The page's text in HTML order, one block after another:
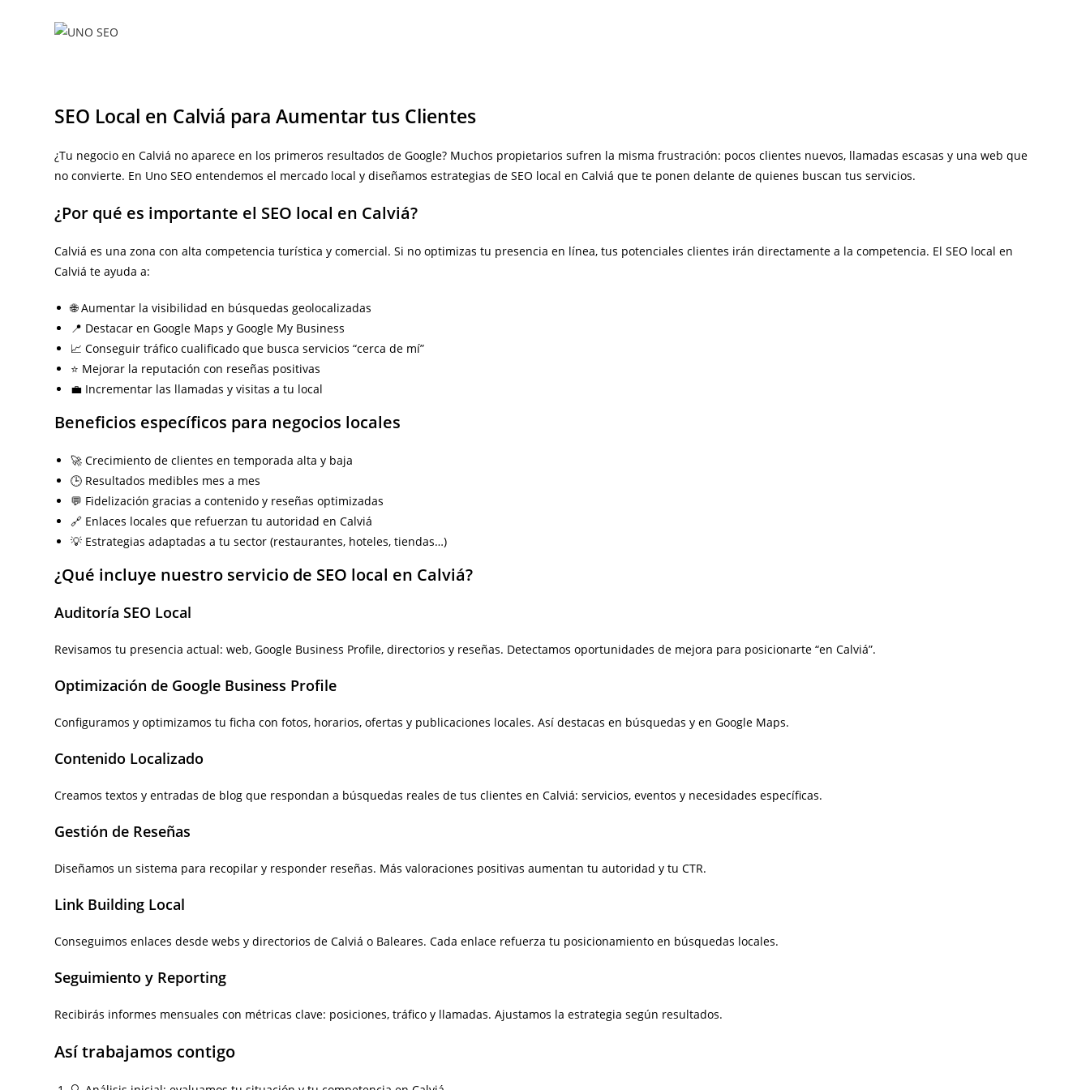
SEO Local en Calviá para Aumentar tus Clientes
¿Tu negocio en Calviá no aparece en los primeros resultados de Google? Muchos propietarios sufren la misma frustración: pocos clientes nuevos, llamadas escasas y una web que
no convierte. En Uno SEO entendemos el mercado local y diseñamos estrategias de SEO local en Calviá que te ponen delante de quienes buscan tus servicios.
¿Por qué es importante el SEO local en Calviá?
Calviá es una zona con alta competencia turística y comercial. Si no optimizas tu presencia en línea, tus potenciales clientes irán directamente a la competencia. El SEO local en
Calviá te ayuda a:
🌐 Aumentar la visibilidad en búsquedas geolocalizadas
📍 Destacar en Google Maps y Google My Business
📈 Conseguir tráfico cualificado que busca servicios “cerca de mí”
⭐ Mejorar la reputación con reseñas positivas
💼 Incrementar las llamadas y visitas a tu local
Beneficios específicos para negocios locales
🚀 Crecimiento de clientes en temporada alta y baja
🕒 Resultados medibles mes a mes
💬 Fidelización gracias a contenido y reseñas optimizadas
🔗 Enlaces locales que refuerzan tu autoridad en Calviá
💡 Estrategias adaptadas a tu sector (restaurantes, hoteles, tiendas…)
¿Qué incluye nuestro servicio de SEO local en Calviá?
Auditoría SEO Local
Revisamos tu presencia actual: web, Google Business Profile, directorios y reseñas. Detectamos oportunidades de mejora para posicionarte “en Calviá”.
Optimización de Google Business Profile
Configuramos y optimizamos tu ficha con fotos, horarios, ofertas y publicaciones locales. Así destacas en búsquedas y en Google Maps.
Contenido Localizado
Creamos textos y entradas de blog que respondan a búsquedas reales de tus clientes en Calviá: servicios, eventos y necesidades específicas.
Gestión de Reseñas
Diseñamos un sistema para recopilar y responder reseñas. Más valoraciones positivas aumentan tu autoridad y tu CTR.
Link Building Local
Conseguimos enlaces desde webs y directorios de Calviá o Baleares. Cada enlace refuerza tu posicionamiento en búsquedas locales.
Seguimiento y Reporting
Recibirás informes mensuales con métricas clave: posiciones, tráfico y llamadas. Ajustamos la estrategia según resultados.
Así trabajamos contigo